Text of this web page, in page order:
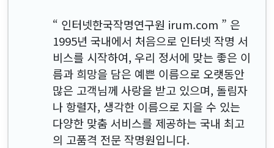
“ 인터넷한국작명연구원 irum.com ” 은
1995년 국내에서 처음으로 인터넷 작명 서
비스를 시작하여, 우리 정서에 맞는 좋은 이
름과 희망을 담은 예쁜 이름으로 오랫동안
많은 고객님께 사랑을 받고 있으며, 돌림자
나 항렬자, 생각한 이름으로 지을 수 있는
다양한 맞춤 서비스를 제공하는 국내 최고
의 고품격 전문 작명원입니다.